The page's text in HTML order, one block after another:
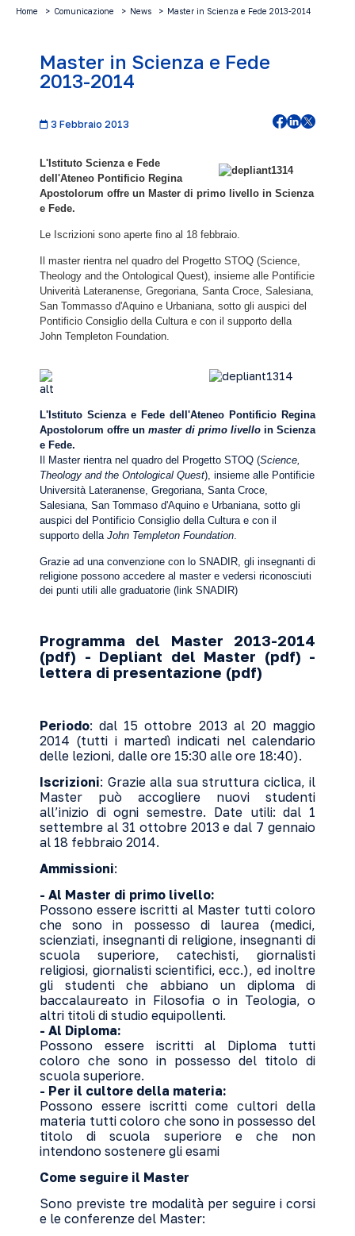
Home Comunicazione News Master in Scienza e Fede 2013-2014
Master in Scienza e Fede
2013-2014
3 Febbraio 2013
L'Istituto Scienza e Fede
dell'Ateneo Pontificio Regina
Apostolorum offre un Master di primo livello in Scienza
e Fede.
Le Iscrizioni sono aperte fino al 18 febbraio.
Il master rientra nel quadro del Progetto STOQ (Science,
Theology and the Ontological Quest), insieme alle Pontificie
Univerità Lateranense, Gregoriana, Santa Croce, Salesiana,
San Tommasso d'Aquino e Urbaniana, sotto gli auspici del
Pontificio Consiglio della Cultura e con il supporto della
John Templeton Foundation.
L'Istituto Scienza e Fede dell'Ateneo Pontificio Regina
Apostolorum offre unmaster di primo livelloin Scienza
e Fede.
Il Master rientra nel quadro del Progetto STOQ (Science,
Theology and the Ontological Quest), insieme alle Pontificie
Università Lateranense, Gregoriana, Santa Croce,
Salesiana, San Tommaso d'Aquino e Urbaniana, sotto gli
auspici del Pontificio Consiglio della Cultura e con il
supporto della John Templeton Foundation.
Grazie ad una convenzione con lo SNADIR, gli insegnanti di
religione possono accedere al master e vedersi riconosciuti
dei punti utili alle graduatorie (link SNADIR)
Programma del Master 2013-2014
(pdf) - Depliant del Master (pdf) -
lettera di presentazione (pdf)
Periodo: dal 15 ottobre 2013 al 20 maggio
2014 (tutti i martedì indicati nel calendario
delle lezioni, dalle ore 15:30 alle ore 18:40).
Iscrizioni: Grazie alla sua struttura ciclica, il
Master può accogliere nuovi studenti
all’inizio di ogni semestre. Date utili: dal 1
settembre al 31 ottobre 2013 e dal 7 gennaio
al 18 febbraio 2014.
Ammissioni:
- Al Master di primo livello:
Possono essere iscritti al Master tutti coloro
che sono in possesso di laurea (medici,
scienziati, insegnanti di religione, insegnanti di
scuola superiore, catechisti, giornalisti
religiosi, giornalisti scientifici, ecc.), ed inoltre
gli studenti che abbiano un diploma di
baccalaureato in Filosofia o in Teologia, o
altri titoli di studio equipollenti.
- Al Diploma:
Possono essere iscritti al Diploma tutti
coloro che sono in possesso del titolo di
scuola superiore.
- Per il cultore della materia:
Possono essere iscritti come cultori della
materia tutti coloro che sono in possesso del
titolo di scuola superiore e che non
intendono sostenere gli esami
Come seguire il Master
Sono previste tre modalità per seguire i corsi
e le conferenze del Master: